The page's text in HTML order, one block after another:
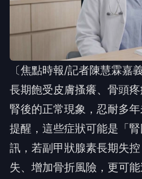
〔焦點時報/記者陳慧霖嘉
長期飽受皮膚搔癢、骨頭
腎後的正常現象，忍耐多
提醒，這些症狀可能是「
訊，若副甲狀腺素長期失
失、增加骨折風險，更可